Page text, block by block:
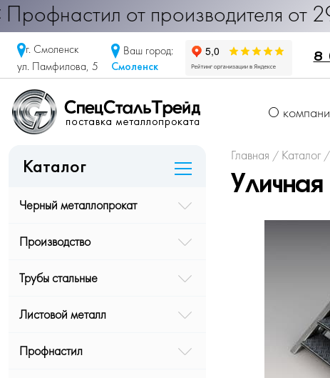
от производителя от 290
г. Смоленск
ул. Памфилова, 5
Ваш город:
Смоленск
8
О
Каталог
Черный металлопрокат
Производство
Трубы стальные
Листовой металл
Профнастил
Главная / Каталог /